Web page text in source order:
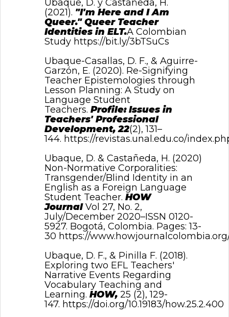
Ubaque, D. y Castañeda, H.
(2021). "I'm Here and I Am
Queer." Queer Teacher
Identities in ELT.A Colombian
Study https://bit.ly/3bTSuCs
Ubaque-Casallas, D. F., & Aguirre-
Garzón, E. (2020). Re-Signifying
Teacher Epistemologies through
Lesson Planning: A Study on
Language Student
Teachers. Profile: Issues in
Teachers' Professional
Development, 22(2), 131–
144. https://revistas.unal.edu.co/
Ubaque, D. & Castañeda, H. (2020)
Non-Normative Corporalities:
Transgender/Blind Identity in an
English as a Foreign Language
Student Teacher. HOW
JournalVol 27, No. 2,
July/December 2020–ISSN 0120-
5927. Bogotá, Colombia. Pages: 13-
30 https://
Ubaque, D. F., & Pinilla F. (2018).
Exploring two EFL Teachers'
Narrative Events Regarding
Vocabulary Teaching and
Learning. HOW, 25 (2), 129-
147. https://doi.org/10.19183/how.25.2.400